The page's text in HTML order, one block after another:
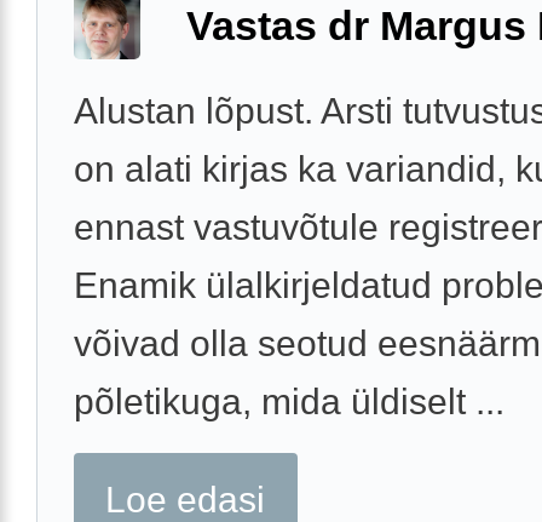
Vastas dr Margus
Alustan lõpust. Arsti
on alati kirjas ka variandid,
ennast vastuvõtule
Enamik ülalkirjeldatud
võivad olla seotud
põletikuga, mida üldiselt ...
Loe edasi